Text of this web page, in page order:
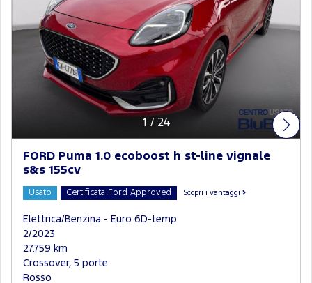
1 / 24
FORD Puma 1.0 ecoboost h st-line vignale
s&s 155cv
Usato Certificata Ford Approved Scopri i vantaggi
Elettrica/Benzina - Euro 6D-temp
2/2023
27.759 km
Crossover, 5 porte
Rosso